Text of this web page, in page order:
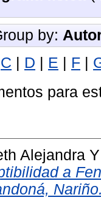
by:
C D E F
para
Alejandra
a